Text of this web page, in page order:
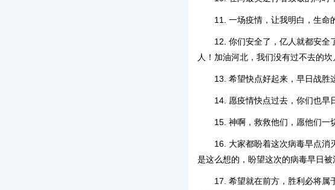
11. 一场疫情，让我明白，生命
12. 你们安全了，亿人就都安全
人！加油河北，我们没有过不去的坎
13. 希望快点好起来，早日战胜
14. 愿疫情快点过去，你们也早
15. 神啊，救救他们，愿他们一
16. 大家都盼着这次病毒早点消
是这么想的，盼望这次的病毒早日被
17. 希望就在前方，胜利必将属